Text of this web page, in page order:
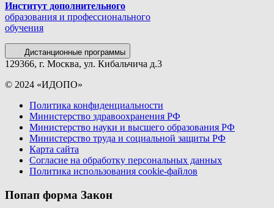
Институт дополнительного
образования и профессионального
обучения
Дистанционные программы
129366, г. Москва, ул. Кибальчича д.3
© 2024 «ИДОПО»
Политика конфиденциальности
Министерство здравоохранения РФ
Министерство науки и высшего образования РФ
Министерство труда и социальной защиты РФ
Карта сайта
Согласие на обработку персональных данных
Политика использования сookie-файлов
Попап форма Закон